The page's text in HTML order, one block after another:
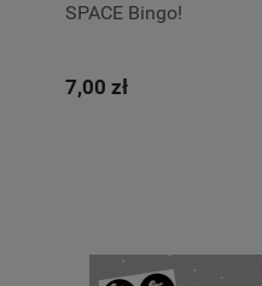
SPACE Bingo!
7,00 zł